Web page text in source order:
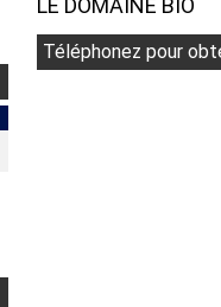
LE DOMAINE BIO
Téléphonez pour